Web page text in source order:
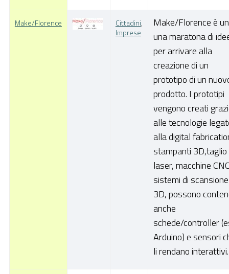
Make/Florence Cittadini,
Imprese
Make/Florence è
una maratona di
per arrivare alla
creazione di un
prototipo di un
prodotto. I prototipi
vengono creati
alle tecnologie
alla digital
stampanti 3D,taglio
laser, macchine
sistemi di scansione
3D, possono
anche
schede/controller
Arduino) e sensori
li rendano interattivi.